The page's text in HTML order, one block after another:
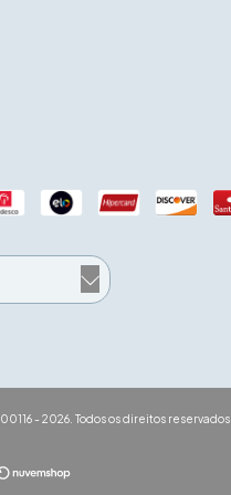
- 2026. Todos os direitos reservados.